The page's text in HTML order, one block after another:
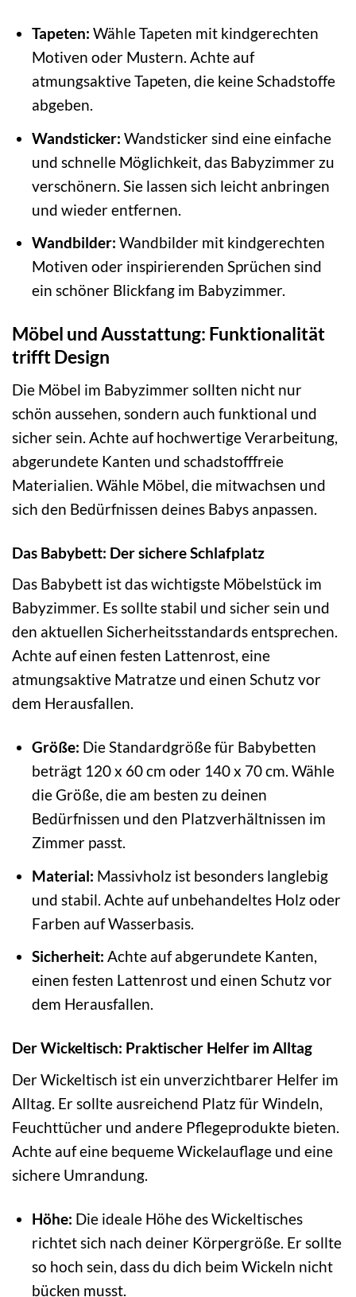
Tapeten: Wähle Tapeten mit kindgerechten
Motiven oder Mustern. Achte auf
atmungsaktive Tapeten, die keine Schadstoffe
abgeben.
Wandsticker: Wandsticker sind eine einfache
und schnelle Möglichkeit, das Babyzimmer zu
verschönern. Sie lassen sich leicht anbringen
und wieder entfernen.
Wandbilder: Wandbilder mit kindgerechten
Motiven oder inspirierenden Sprüchen sind
ein schöner Blickfang im Babyzimmer.
Möbel und Ausstattung: Funktionalität
trifft Design
Die Möbel im Babyzimmer sollten nicht nur
schön aussehen, sondern auch funktional und
sicher sein. Achte auf hochwertige Verarbeitung,
abgerundete Kanten und schadstofffreie
Materialien. Wähle Möbel, die mitwachsen und
sich den Bedürfnissen deines Babys anpassen.
Das Babybett: Der sichere Schlafplatz
Das Babybett ist das wichtigste Möbelstück im
Babyzimmer. Es sollte stabil und sicher sein und
den aktuellen Sicherheitsstandards entsprechen.
Achte auf einen festen Lattenrost, eine
atmungsaktive Matratze und einen Schutz vor
dem Herausfallen.
Größe: Die Standardgröße für Babybetten
beträgt 120 x 60 cm oder 140 x 70 cm. Wähle
die Größe, die am besten zu deinen
Bedürfnissen und den Platzverhältnissen im
Zimmer passt.
Material: Massivholz ist besonders langlebig
und stabil. Achte auf unbehandeltes Holz oder
Farben auf Wasserbasis.
Sicherheit: Achte auf abgerundete Kanten,
einen festen Lattenrost und einen Schutz vor
dem Herausfallen.
Der Wickeltisch: Praktischer Helfer im Alltag
Der Wickeltisch ist ein unverzichtbarer Helfer im
Alltag. Er sollte ausreichend Platz für Windeln,
Feuchttücher und andere Pflegeprodukte bieten.
Achte auf eine bequeme Wickelauflage und eine
sichere Umrandung.
Höhe: Die ideale Höhe des Wickeltisches
richtet sich nach deiner Körpergröße. Er sollte
so hoch sein, dass du dich beim Wickeln nicht
bücken musst.